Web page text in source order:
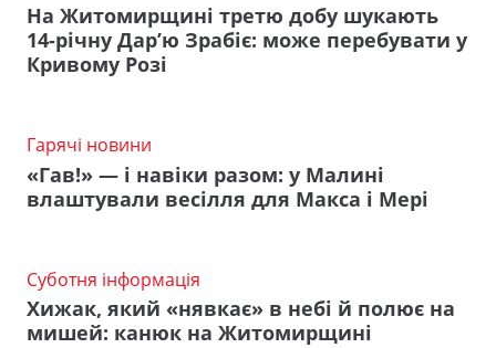
На Житомирщині третю добу шукають
14-річну Дар’ю Зрабіє: може перебувати у
Кривому Розі
Гарячі новини
«Гав!» — і навіки разом: у Малині
влаштували весілля для Макса і Мері
Суботня інформація
Хижак, який «нявкає» в небі й полює на
мишей: канюк на Житомирщині